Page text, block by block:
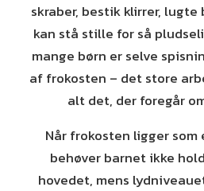
skraber, bestik klirrer, lugte
kan stå stille for så
mange børn er selve
af frokosten – det store
alt det, der foregår
Når frokosten ligger
behøver barnet ikke
hovedet, mens